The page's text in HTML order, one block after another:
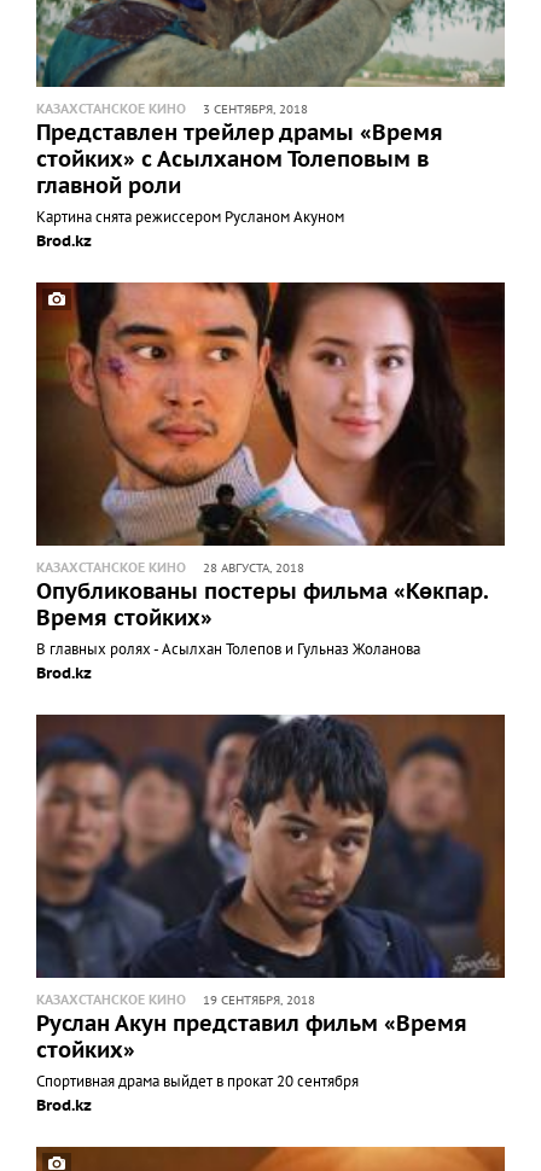
КАЗАХСТАНСКОЕ КИНО 3 СЕНТЯБРЯ, 2018
Представлен трейлер драмы «Время
стойких» с Асылханом Толеповым в
главной роли
Картина снята режиссером Русланом Акуном
Brod.kz
КАЗАХСТАНСКОЕ КИНО 28 АВГУСТА, 2018
Опубликованы постеры фильма «Көкпар.
Время стойких»
В главных ролях - Асылхан Толепов и Гульназ Жоланова
Brod.kz
КАЗАХСТАНСКОЕ КИНО 19 СЕНТЯБРЯ, 2018
Руслан Акун представил фильм «Время
стойких»
Спортивная драма выйдет в прокат 20 сентября
Brod.kz